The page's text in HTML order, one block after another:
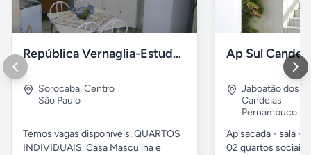
República Vernaglia-Estudantes e ou Trabalhadores
Sorocaba,Centro
São Paulo
Temos vagas disponíveis, QUARTOS
INDIVIDUAIS. Casa Masculina e
Ap Sul
Jaboatão dos
Candeias
Pernambuco
Ap sacada - sala -
02 quartos